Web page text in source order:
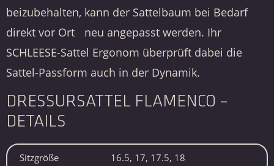
beizubehalten, kann der Sattelbaum bei Bedarf
direkt vor Ort neu angepasst werden. Ihr
SCHLEESE-Sattel Ergonom überprüft dabei die
Sattel-Passform auch in der Dynamik.
DRESSURSATTEL FLAMENCO –
DETAILS
Sitzgröße 16.5, 17, 17.5, 18